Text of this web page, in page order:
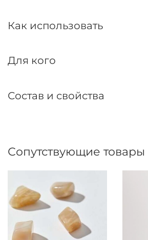
Как использовать
Для кого
Состав и свойства
Сопутствующие товары